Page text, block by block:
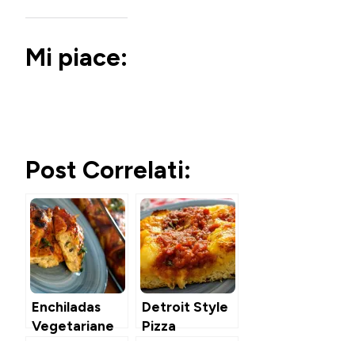
Mi piace:
Post Correlati:
Enchiladas
Vegetariane
Detroit Style
Pizza